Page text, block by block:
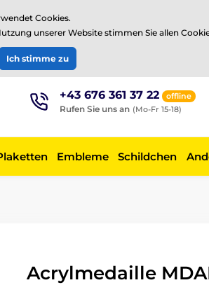
aufTrustpilot
EUR
+43 676 361 37 22 offline
Rufen Sie uns an (Mo-Fr 15-18)
Embleme Schildchen
Acrylmedaille
Cookies.
unserer Website stimmen Sie allen
Ich stimme zu